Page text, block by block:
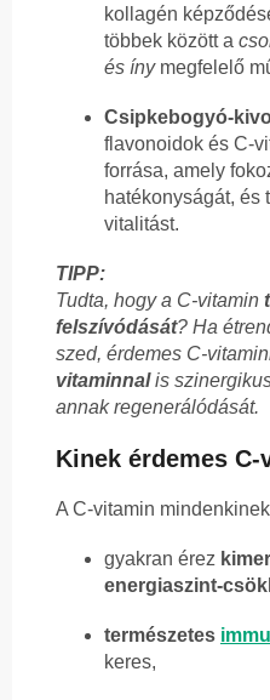
kollagén
többek között a
és ínymegfelelő
Csipkebogyó-
flavonoidok és C-
forrása, amely
hatékonyságát, és
vitalitást.
TIPP:
Tudta, hogy a C-vitamin
felszívódását? Ha
szed, érdemes C-
vitaminnalis
annak regenerálódását.
Kinek érdemes
A C-vitamin
gyakran érez
energiaszint-
természetes
keres,